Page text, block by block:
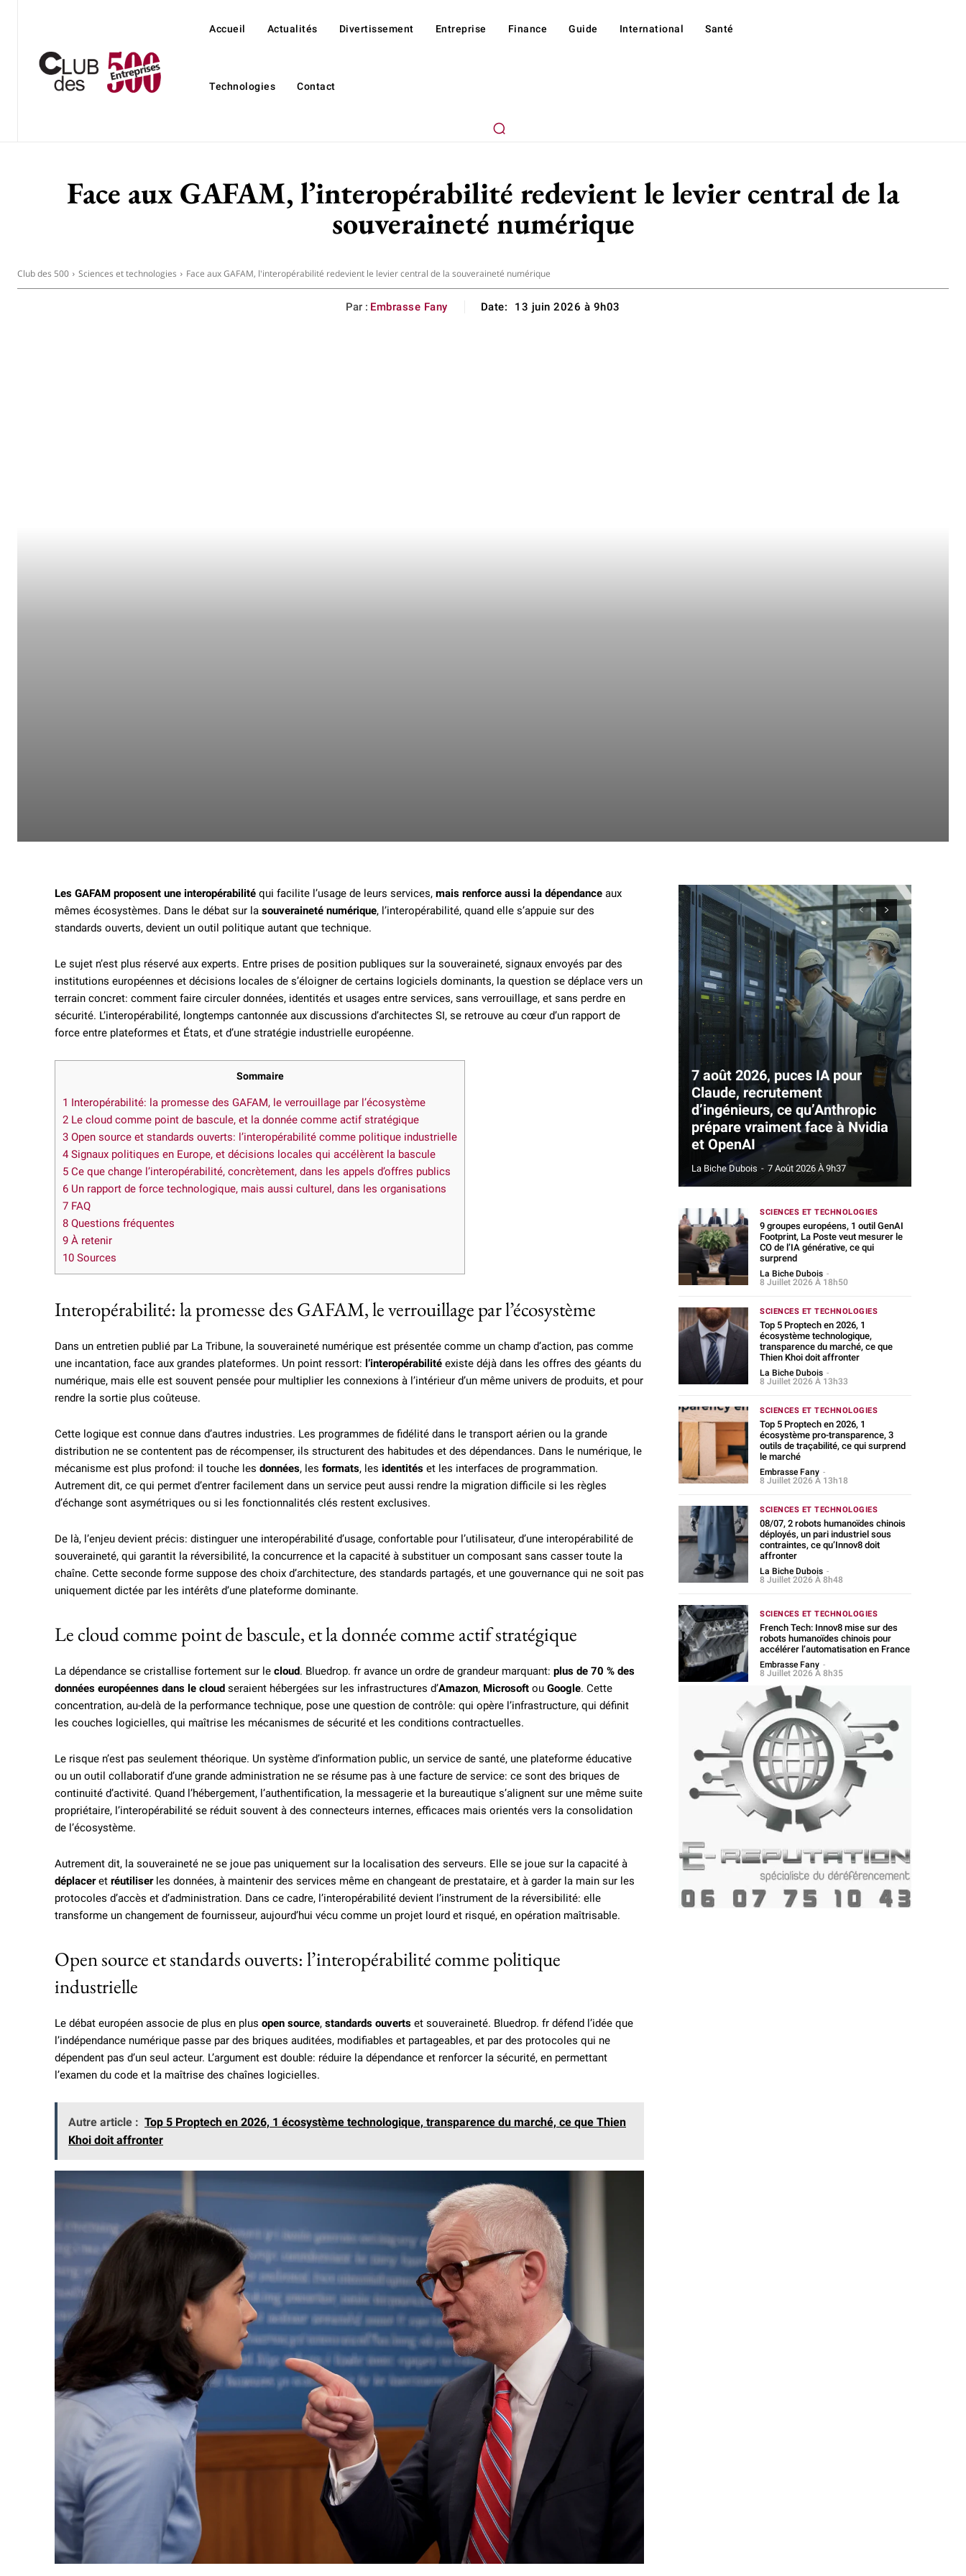
Accueil Actualités Divertissement Entreprise Finance Guide International Santé
Technologies Contact
Face aux GAFAM, l’interopérabilité redevient le levier central de la
souveraineté numérique
Club des 500 Sciences et technologies Face aux GAFAM, l'interopérabilité redevient le levier central de la souveraineté numérique
Par : Embrasse Fany Date: 13 juin 2026 à 9h03
Les GAFAM proposent une interopérabilité qui facilite l’usage de leurs services, mais renforce aussi la dépendance aux
mêmes écosystèmes. Dans le débat sur la souveraineté numérique, l’interopérabilité, quand elle s’appuie sur des
standards ouverts, devient un outil politique autant que technique.
Le sujet n’est plus réservé aux experts. Entre prises de position publiques sur la souveraineté, signaux envoyés par des
institutions européennes et décisions locales de s’éloigner de certains logiciels dominants, la question se déplace vers un
terrain concret: comment faire circuler données, identités et usages entre services, sans verrouillage, et sans perdre en
sécurité. L’interopérabilité, longtemps cantonnée aux discussions d’architectes SI, se retrouve au cœur d’un rapport de
force entre plateformes et États, et d’une stratégie industrielle européenne.
Sommaire
1 Interopérabilité: la promesse des GAFAM, le verrouillage par l’écosystème
2 Le cloud comme point de bascule, et la donnée comme actif stratégique
3 Open source et standards ouverts: l’interopérabilité comme politique industrielle
4 Signaux politiques en Europe, et décisions locales qui accélèrent la bascule
5 Ce que change l’interopérabilité, concrètement, dans les appels d’offres publics
6 Un rapport de force technologique, mais aussi culturel, dans les organisations
7 FAQ
8 Questions fréquentes
9 À retenir
10 Sources
Interopérabilité: la promesse des GAFAM, le verrouillage par l’écosystème
Dans un entretien publié par La Tribune, la souveraineté numérique est présentée comme un champ d’action, pas comme
une incantation, face aux grandes plateformes. Un point ressort: l’interopérabilité existe déjà dans les offres des géants du
numérique, mais elle est souvent pensée pour multiplier les connexions à l’intérieur d’un même univers de produits, et pour
rendre la sortie plus coûteuse.
Cette logique est connue dans d’autres industries. Les programmes de fidélité dans le transport aérien ou la grande
distribution ne se contentent pas de récompenser, ils structurent des habitudes et des dépendances. Dans le numérique, le
mécanisme est plus profond: il touche les données, les formats, les identités et les interfaces de programmation.
Autrement dit, ce qui permet d’entrer facilement dans un service peut aussi rendre la migration difficile si les règles
d’échange sont asymétriques ou si les fonctionnalités clés restent exclusives.
De là, l’enjeu devient précis: distinguer une interopérabilité d’usage, confortable pour l’utilisateur, d’une interopérabilité de
souveraineté, qui garantit la réversibilité, la concurrence et la capacité à substituer un composant sans casser toute la
chaîne. Cette seconde forme suppose des choix d’architecture, des standards partagés, et une gouvernance qui ne soit pas
uniquement dictée par les intérêts d’une plateforme dominante.
Le cloud comme point de bascule, et la donnée comme actif stratégique
La dépendance se cristallise fortement sur le cloud. Bluedrop. fr avance un ordre de grandeur marquant: plus de 70 % des
données européennes dans le cloud seraient hébergées sur les infrastructures d’Amazon, Microsoft ou Google. Cette
concentration, au-delà de la performance technique, pose une question de contrôle: qui opère l’infrastructure, qui définit
les couches logicielles, qui maîtrise les mécanismes de sécurité et les conditions contractuelles.
Le risque n’est pas seulement théorique. Un système d’information public, un service de santé, une plateforme éducative
ou un outil collaboratif d’une grande administration ne se résume pas à une facture de service: ce sont des briques de
continuité d’activité. Quand l’hébergement, l’authentification, la messagerie et la bureautique s’alignent sur une même suite
propriétaire, l’interopérabilité se réduit souvent à des connecteurs internes, efficaces mais orientés vers la consolidation
de l’écosystème.
Autrement dit, la souveraineté ne se joue pas uniquement sur la localisation des serveurs. Elle se joue sur la capacité à
déplaceret réutiliserles données, à maintenir des services même en changeant de prestataire, et à garder la main sur les
protocoles d’accès et d’administration. Dans ce cadre, l’interopérabilité devient l’instrument de la réversibilité: elle
transforme un changement de fournisseur, aujourd’hui vécu comme un projet lourd et risqué, en opération maîtrisable.
Open source et standards ouverts: l’interopérabilité comme politique
industrielle
Le débat européen associe de plus en plus open source, standards ouverts et souveraineté. Bluedrop. fr défend l’idée que
l’indépendance numérique passe par des briques auditées, modifiables et partageables, et par des protocoles qui ne
dépendent pas d’un seul acteur. L’argument est double: réduire la dépendance et renforcer la sécurité, en permettant
l’examen du code et la maîtrise des chaînes logicielles.
Autre article : Top 5 Proptech en 2026, 1 écosystème technologique, transparence du marché, ce que Thien
Khoi doit affronter
7 août 2026, puces IA pour
Claude, recrutement
d’ingénieurs, ce qu’Anthropic
prépare vraiment face à Nvidia
et OpenAI
La Biche Dubois - 7 Août 2026 À 9h37
SCIENCES ET TECHNOLOGIES
9 groupes européens, 1 outil GenAI
Footprint, La Poste veut mesurer le
CO de l’IA générative, ce qui
surprend
La Biche Dubois -
8 Juillet 2026 À 18h50
SCIENCES ET TECHNOLOGIES
Top 5 Proptech en 2026, 1
écosystème technologique,
transparence du marché, ce que
Thien Khoi doit affronter
La Biche Dubois -
8 Juillet 2026 À 13h33
SCIENCES ET TECHNOLOGIES
Top 5 Proptech en 2026, 1
écosystème pro-transparence, 3
outils de traçabilité, ce qui surprend
le marché
Embrasse Fany -
8 Juillet 2026 À 13h18
SCIENCES ET TECHNOLOGIES
08/07, 2 robots humanoïdes chinois
déployés, un pari industriel sous
contraintes, ce qu’Innov8 doit
affronter
La Biche Dubois -
8 Juillet 2026 À 8h48
SCIENCES ET TECHNOLOGIES
French Tech: Innov8 mise sur des
robots humanoïdes chinois pour
accélérer l’automatisation en France
Embrasse Fany -
8 Juillet 2026 À 8h35